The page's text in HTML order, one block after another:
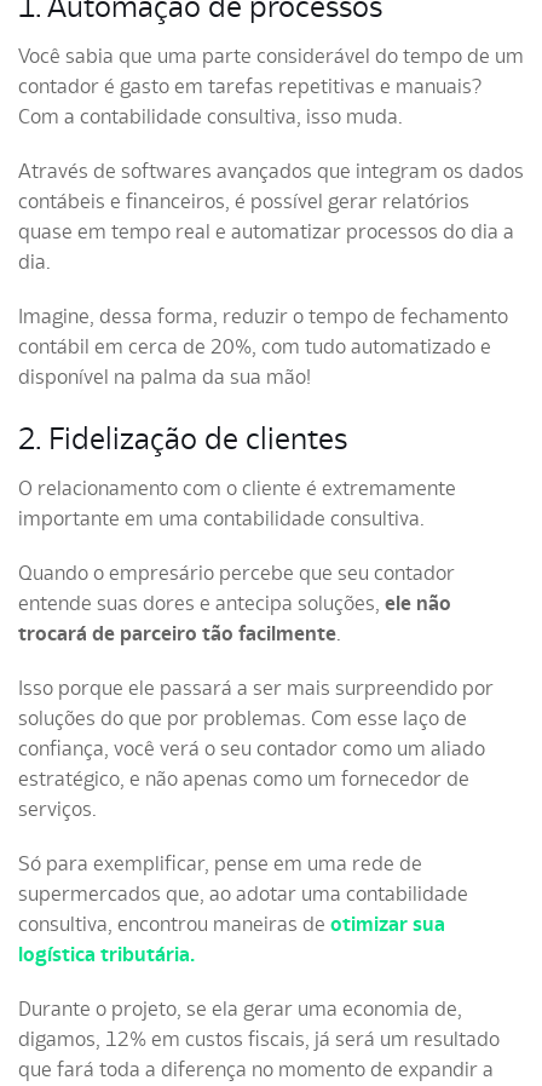
Você sabia que uma parte considerável do tempo de um
contador é gasto em tarefas repetitivas e manuais?
Com a contabilidade consultiva, isso muda.
Através de softwares avançados que integram os dados
contábeis e financeiros, é possível gerar relatórios
quase em tempo real e automatizar processos do dia a
dia.
Imagine, dessa forma, reduzir o tempo de fechamento
contábil em cerca de 20%, com tudo automatizado e
disponível na palma da sua mão!
2. Fidelização de clientes
O relacionamento com o cliente é extremamente
importante em uma contabilidade consultiva.
Quando o empresário percebe que seu contador
entende suas dores e antecipa soluções, ele não
trocará de parceiro tão facilmente.
Isso porque ele passará a ser mais surpreendido por
soluções do que por problemas. Com esse laço de
confiança, você verá o seu contador como um aliado
estratégico, e não apenas como um fornecedor de
serviços.
Só para exemplificar, pense em uma rede de
supermercados que, ao adotar uma contabilidade
consultiva, encontrou maneiras de otimizar sua
logística tributária.
Durante o projeto, se ela gerar uma economia de,
digamos, 12% em custos fiscais, já será um resultado
que fará toda a diferença no momento de expandir a